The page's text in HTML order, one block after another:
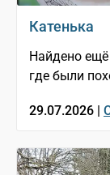
Катенька
Найдено ещё
где были
29.07.2026 |